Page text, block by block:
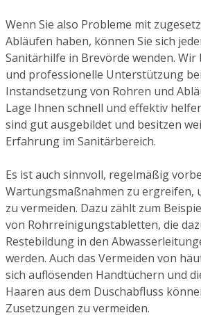
Wenn Sie also Probleme mit
Abläufen haben, können Sie sich
Sanitärhilfe in Brevörde wenden.
und professionelle Unterstützung
Instandsetzung von Rohren und
Lage Ihnen schnell und effektiv
sind gut ausgebildet und besitzen
Erfahrung im Sanitärbereich.
Es ist auch sinnvoll, regelmäßig
Wartungsmaßnahmen zu ergreifen,
zu vermeiden. Dazu zählt zum
von Rohrreinigungstabletten, die
Restebildung in den
werden. Auch das Vermeiden von
sich auflösenden Handtüchern und
Haaren aus dem Duschabfluss
Zusetzungen zu vermeiden.